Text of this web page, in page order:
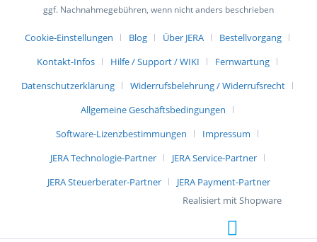
ggf. Nachnahmegebühren, wenn nicht anders beschrieben
Cookie-Einstellungen Blog Über JERA
Bestellvorgang
Kontakt-Infos
Hilfe / Support / WIKI
Fernwartung
Datenschutzerklärung
Widerrufsbelehrung / Widerrufsrecht
Allgemeine Geschäftsbedingungen
Software-Lizenzbestimmungen
Impressum
JERA Technologie-Partner
JERA Service-Partner
JERA Steuerberater-Partner
JERA Payment-Partner
Realisiert mit Shopware